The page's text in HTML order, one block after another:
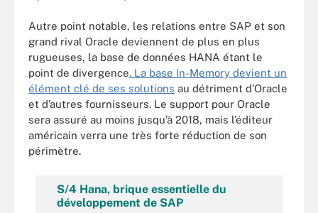
Autre point notable, les relations entre SAP et son
grand rival Oracle deviennent de plus en plus
rugueuses, la base de données HANA étant le
point de divergence. La base In-Memory devient un
élément clé de ses solutions au détriment d’Oracle
et d’autres fournisseurs. Le support pour Oracle
sera assuré au moins jusqu’à 2018, mais l’éditeur
américain verra une très forte réduction de son
périmètre.
S/4 Hana, brique essentielle du
développement de SAP